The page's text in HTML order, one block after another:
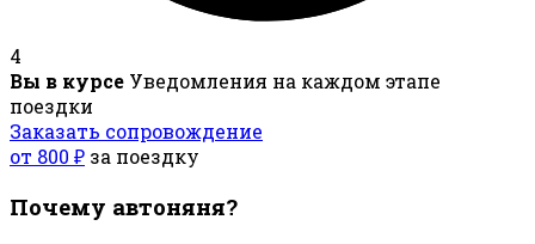
4
Вы в курсе Уведомления на каждом этапе
поездки
Заказать сопровождение
от 800 ₽ за поездку
Почему автоняня?